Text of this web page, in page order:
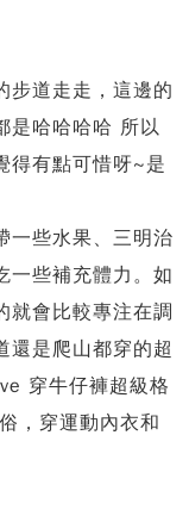
步道走走，這邊的
是哈哈哈哈 所以
得有點可惜呀~是
一些水果、三明治
一些補充體力。如
就會比較專注在調
還是爬山都穿的超
穿牛仔褲超級格
，穿運動內衣和